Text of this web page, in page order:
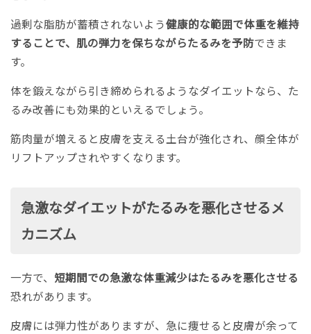
過剰な脂肪が蓄積されないよう健康的な範囲で体重を維持
することで、肌の弾力を保ちながらたるみを予防できま
す。
体を鍛えながら引き締められるようなダイエットなら、た
るみ改善にも効果的といえるでしょう。
筋肉量が増えると皮膚を支える土台が強化され、顔全体が
リフトアップされやすくなります。
急激なダイエットがたるみを悪化させるメ
カニズム
一方で、 短期間での急激な体重減少はたるみを悪化させる
恐れがあります。
皮膚には弾力性がありますが、急に痩せると皮膚が余って